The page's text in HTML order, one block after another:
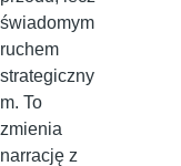
świadomym
ruchem
strategiczny
m. To
zmienia
narrację z